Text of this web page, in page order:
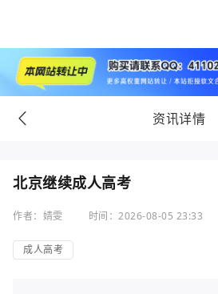
资讯详情
北京继续成人高考
作者：婧雯 时间：2026-08-05 23:33
成人高考